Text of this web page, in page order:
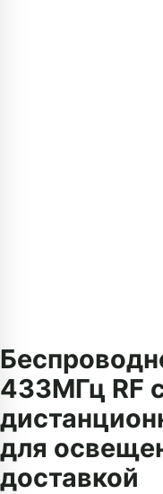
433МГц RF
для
доставкой